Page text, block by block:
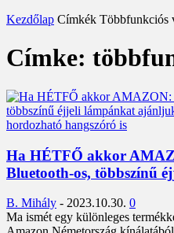
Kezdőlap Címkék Többfunkciós
Címke:
Ha HÉTFŐ akkor
Bluetooth-os, többszínű
B. Mihály - 2023.10.30. 0
Ma ismét egy különleges